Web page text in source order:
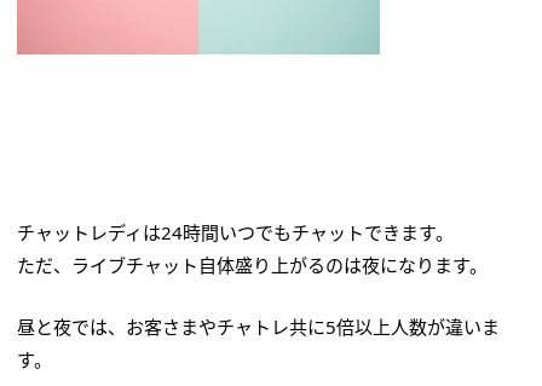
チャットレディは24時間いつでもチャットできます。
ただ、ライブチャット自体盛り上がるのは夜になります。
昼と夜では、お客さまやチャトレ共に5倍以上人数が違いま
す。